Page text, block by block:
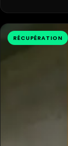
RÉCUPÉRATION